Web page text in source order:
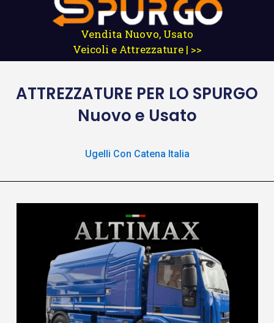
Vendita Nuovo, Usato
Veicoli e Attrezzature | >>
ATTREZZATURE PER LO SPURGO
Nuovo e Usato
Ugelli Con Catena Italia